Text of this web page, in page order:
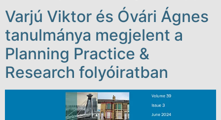
Varjú Viktor és Óvári Ágnes
tanulmánya megjelent a
Planning Practice &
Research folyóiratban